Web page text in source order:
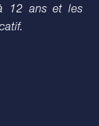
12 ans et les